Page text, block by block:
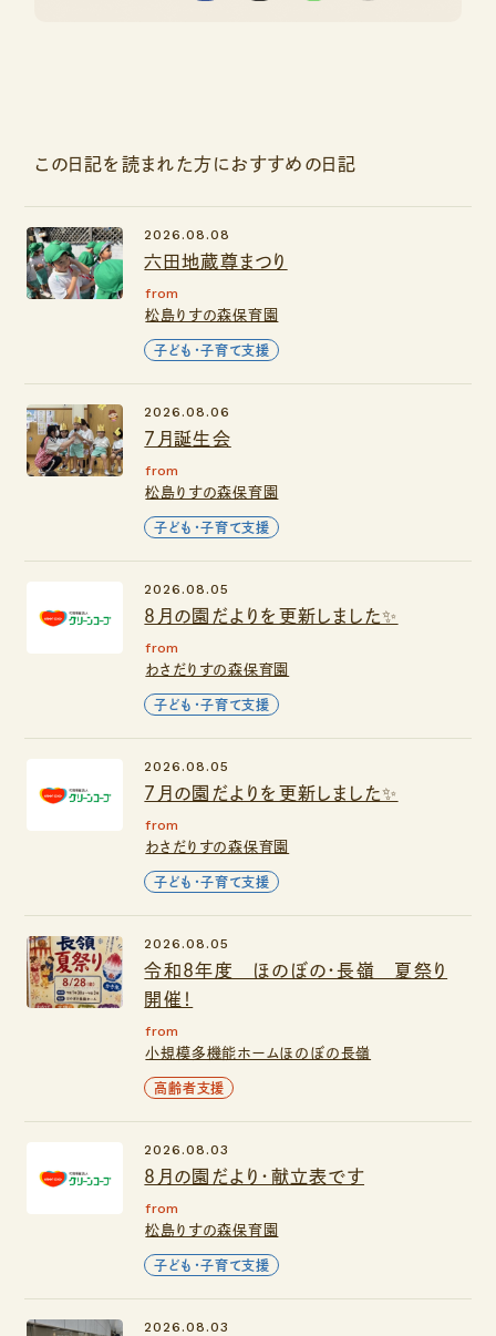
この日記を読まれた方におすすめの日記
六田地蔵尊まつり
2026.08.08
from
松島りすの森保育園
子ども・子育て支援
７月誕生会
2026.08.06
from
松島りすの森保育園
子ども・子育て支援
８月の園だよりを更新しました✨
2026.08.05
from
わさだりすの森保育園
子ども・子育て支援
７月の園だよりを更新しました✨
2026.08.05
from
わさだりすの森保育園
子ども・子育て支援
令和8年度 ほのぼの・長嶺 夏祭り
開催！
2026.08.05
from
小規模多機能ホームほのぼの長嶺
高齢者支援
８月の園だより・献立表です
2026.08.03
from
松島りすの森保育園
子ども・子育て支援
2026.08.03